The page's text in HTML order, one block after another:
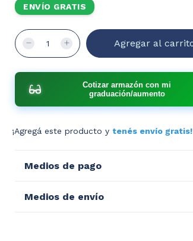
ENVÍO GRATIS
Cotizar armazón con mi
graduación/aumento
¡Agregá este producto y tenés envío gratis!
Medios de pago
Medios de envío